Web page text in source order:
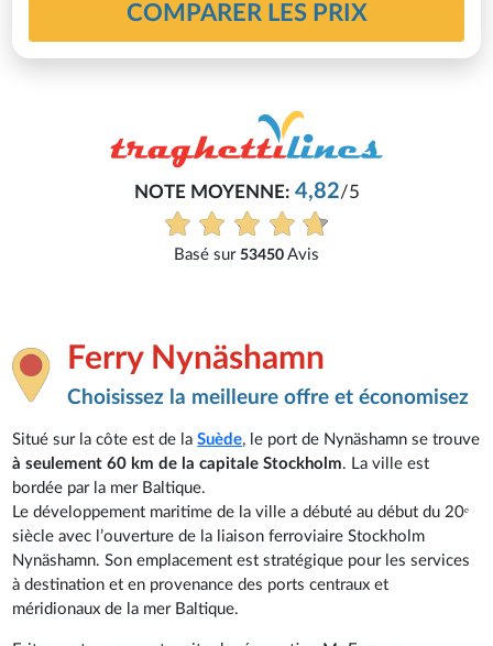
COMPARER LES PRIX
Très bon service, tout s'est
Ferry Nynäshamn
Choisissez la meilleure offre et économisez
Situé sur la côte est de laSuède, le port de Nynäshamn se trouve
à seulement 60 km de la capitale Stockholm. La ville est
bordée par la mer Baltique.
Le développement maritime de la ville a débuté au début du 20ᵉ
siècle avec l’ouverture de la liaison ferroviaire Stockholm
Nynäshamn. Son emplacement est stratégique pour les services
à destination et en provenance des ports centraux et
méridionaux de la mer Baltique.